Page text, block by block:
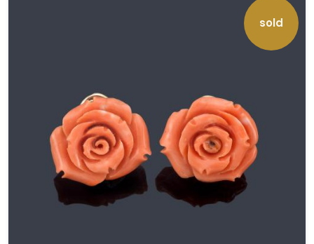
sold